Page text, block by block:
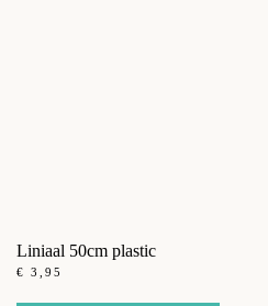
Liniaal 50cm plastic
€ 3,95